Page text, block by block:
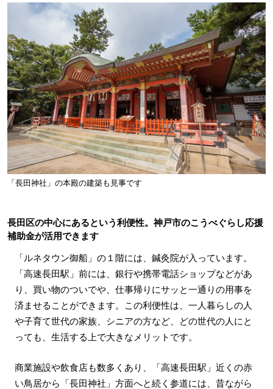
「長田神社」の本殿の建築も見事です
長田区の中心にあるという利便性。神戸市のこうべぐらし応援
補助金が活用できます
「ルネタウン御船」の１階には、鍼灸院が入っています。
「高速長田駅」前には、銀行や携帯電話ショップなどがあ
り、買い物のついでや、仕事帰りにサッと一通りの用事を
済ませることができます。この利便性は、一人暮らしの人
や子育て世代の家族、シニアの方など、どの世代の人にと
っても、生活する上で大きなメリットです。
商業施設や飲食店も数多くあり、「高速長田駅」近くの赤
い鳥居から「長田神社」方面へと続く参道には、昔ながら